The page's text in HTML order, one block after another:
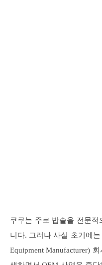
쿠쿠는 주로 밥솥을 전문
니다. 그러나 사실 초기에
Equipment Manufacturer)